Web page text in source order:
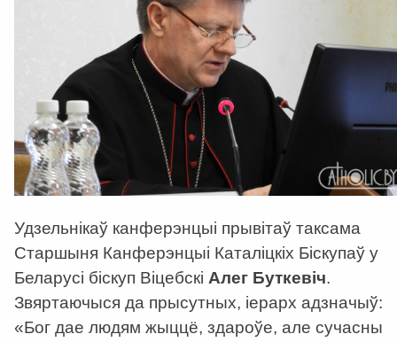
Удзельнікаў канферэнцыі прывітаў таксама
Старшыня Канферэнцыі Каталіцкіх Біскупаў у
Беларусі біскуп Віцебскі Алег Буткевіч.
Звяртаючыся да прысутных, іерарх адзначыў:
«Бог дае людям жыццё, здароўе, але сучасны